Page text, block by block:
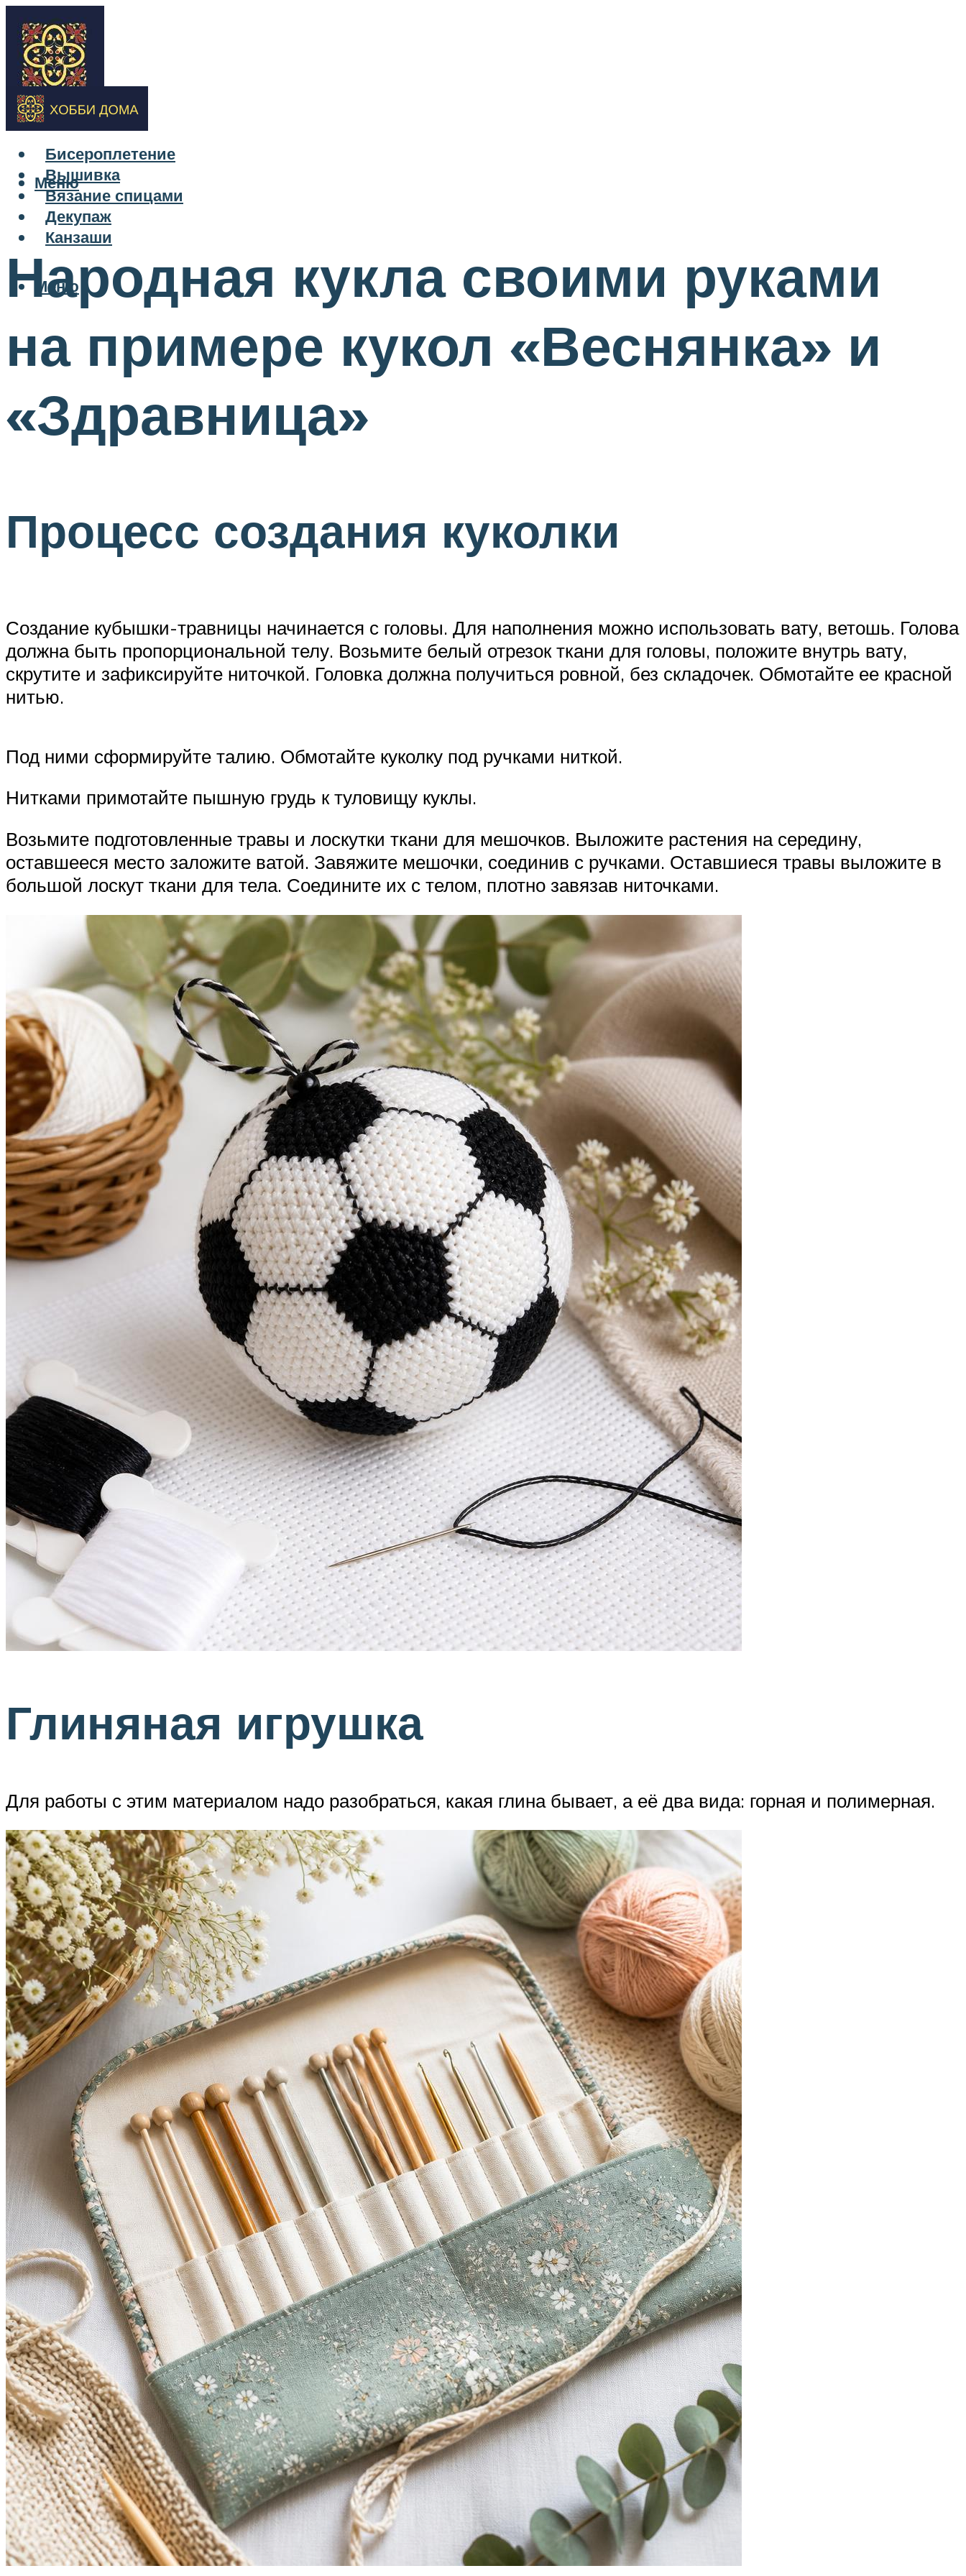
Бисероплетение
Вышивка
Вязание спицами
Декупаж
Канзаши
Меню
Меню
Народная кукла своими руками
на примере кукол «Веснянка» и
«Здравница»
Процесс создания куколки
Создание кубышки-травницы начинается с головы. Для наполнения можно использовать вату, ветошь. Голова
должна быть пропорциональной телу. Возьмите белый отрезок ткани для головы, положите внутрь вату,
скрутите и зафиксируйте ниточкой. Головка должна получиться ровной, без складочек. Обмотайте ее красной
нитью.
Под ними сформируйте талию. Обмотайте куколку под ручками ниткой.
Нитками примотайте пышную грудь к туловищу куклы.
Возьмите подготовленные травы и лоскутки ткани для мешочков. Выложите растения на середину,
оставшееся место заложите ватой. Завяжите мешочки, соединив с ручками. Оставшиеся травы выложите в
большой лоскут ткани для тела. Соедините их с телом, плотно завязав ниточками.
Глиняная игрушка
Для работы с этим материалом надо разобраться, какая глина бывает, а её два вида: горная и полимерная.